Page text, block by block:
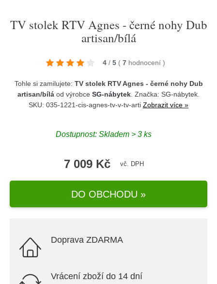
TV stolek RTV Agnes - černé nohy Dub
artisan/bílá
4 / 5 ( 7 hodnocení )
Tohle si zamilujete: TV stolek RTV Agnes - černé nohy Dub
artisan/bílá od výrobce SG-nábytek . Značka: SG-nábytek
SKU: 035-1221-cis-agnes-tv-v-tv-arti Zobrazit více »
Dostupnost: Skladem > 3 ks
7 009 Kč vč. DPH
DO OBCHODU »
Doprava ZDARMA
Vrácení zboží do 14 dní